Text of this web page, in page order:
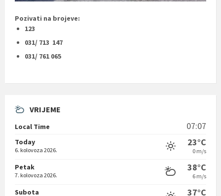
Pozivati na brojeve:
123
031/ 713 147
031/ 761 065
VRIJEME
Local Time 07:07
Today
6. kolovoza 2026.
23°C
0 m/s
Petak
7. kolovoza 2026.
38°C
6 m/s
Subota 37°C